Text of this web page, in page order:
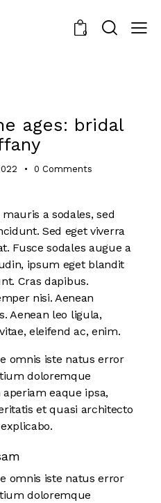
0
ages: bridal
0 Comments
a sodales, sed
Sed eget viverra
Fusce sodales augue a
ipsum eget blandit
Cras dapibus.
nisi. Aenean
Aenean leo ligula,
eleifend ac, enim.
omnis iste natus error
doloremque
eaque ipsa,
et quasi architecto
omnis iste natus error
doloremque